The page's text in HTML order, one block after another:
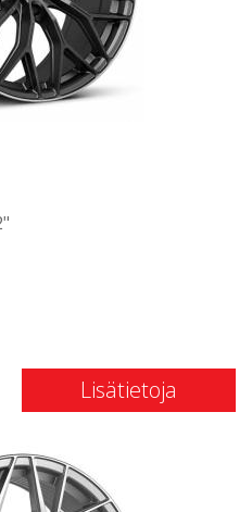
ABS F18 -vanteilla.
tarjota ne
Lisätietoja